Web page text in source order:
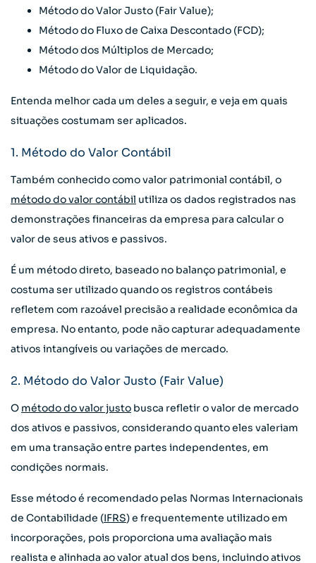
Método do Valor Justo (Fair Value);
Método do Fluxo de Caixa Descontado (FCD);
Método dos Múltiplos de Mercado;
Método do Valor de Liquidação.
Entenda melhor cada um deles a seguir, e veja em quais
situações costumam ser aplicados.
1. Método do Valor Contábil
Também conhecido como valor patrimonial contábil, o
método do valor contábil utiliza os dados registrados nas
demonstrações financeiras da empresa para calcular o
valor de seus ativos e passivos.
É um método direto, baseado no balanço patrimonial, e
costuma ser utilizado quando os registros contábeis
refletem com razoável precisão a realidade econômica da
empresa. No entanto, pode não capturar adequadamente
ativos intangíveis ou variações de mercado.
2. Método do Valor Justo (Fair Value)
O método do valor justo busca refletir o valor de mercado
dos ativos e passivos, considerando quanto eles valeriam
em uma transação entre partes independentes, em
condições normais.
Esse método é recomendado pelas Normas Internacionais
de Contabilidade (IFRS) e frequentemente utilizado em
incorporações, pois proporciona uma avaliação mais
realista e alinhada ao valor atual dos bens, incluindo ativos